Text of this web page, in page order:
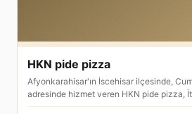
HKN pide pizza
Afyonkarahisar'ın İscehisar ilçesinde,
adresinde hizmet veren HKN pide pizza,